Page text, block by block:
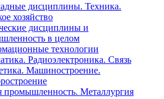
дисциплины. Техника.
хозяйство
дисциплины и
в целом
технологии
Радиоэлектроника. Связь
Машиностроение.
промышленность. Металлургия